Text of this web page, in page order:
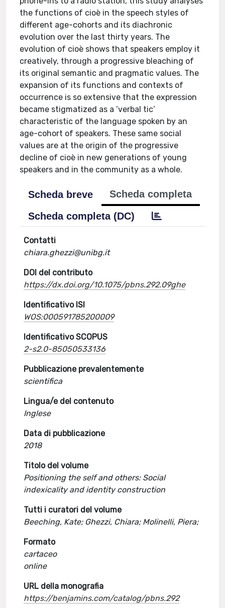
the functions of cioè in the speech styles of
different age-cohorts and its diachronic
evolution over the last thirty years. The
evolution of cioè shows that speakers employ it
creatively, through a progressive bleaching of
its original semantic and pragmatic values. The
expansion of its functions and contexts of
occurrence is so extensive that the expression
became stigmatized as a ‘verbal tic’
characteristic of the language spoken by an
age-cohort of speakers. These same social
values are at the origin of the progressive
decline of cioè in new generations of young
speakers and in the community as a whole.
Scheda breve
Scheda completa
Scheda completa (DC)
Contatti
chiara.ghezzi@unibg.it
DOI del contributo
https://dx.doi.org/10.1075/pbns.292.09ghe
Identificativo ISI
WOS:000591785200009
Identificativo SCOPUS
2-s2.0-85050533136
Pubblicazione prevalentemente
scientifica
Lingua/e del contenuto
Inglese
Data di pubblicazione
2018
Titolo del volume
Positioning the self and others: Social
indexicality and identity construction
Tutti i curatori del volume
Beeching, Kate; Ghezzi, Chiara; Molinelli, Piera;
Formato
cartaceo
online
URL della monografia
https://benjamins.com/catalog/pbns.292